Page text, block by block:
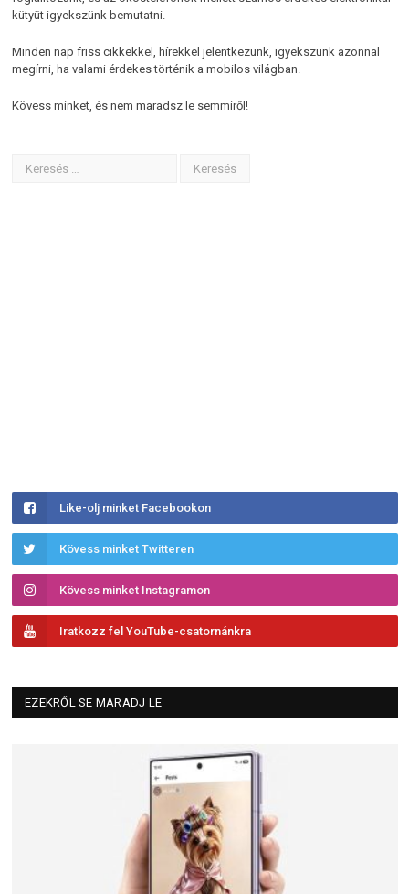
kütyüt igyekszünk bemutatni.
Minden nap friss cikkekkel, hírekkel jelentkezünk, igyekszünk azonnal
megírni, ha valami érdekes történik a mobilos világban.
Kövess minket, és nem maradsz le semmiről!
Like-olj minket Facebookon
Kövess minket Twitteren
Kövess minket Instagramon
Iratkozz fel YouTube-csatornánkra
EZEKRŐL SE MARADJ LE